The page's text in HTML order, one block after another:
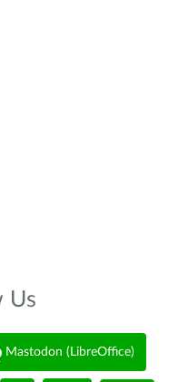
Us
Mastodon (LibreOffice)